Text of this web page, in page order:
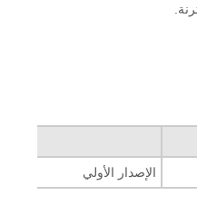
الإصدار الأولي